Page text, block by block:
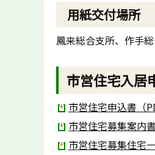
用紙交付場所
鳳来総合支所、作手
市営住宅入居
市営住宅申込書（
市営住宅募集案内
市営住宅募集住宅